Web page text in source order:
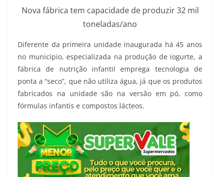
Nova fábrica tem capacidade de produzir 32 mil
toneladas/ano
Diferente da primeira unidade inaugurada há 45 anos
no município, especializada na produção de iogurte, a
fábrica de nutrição infantil emprega tecnologia de
ponta a “seco”, que não utiliza água, já que os produtos
fabricados na unidade são na versão em pó, como
fórmulas infantis e compostos lácteos.